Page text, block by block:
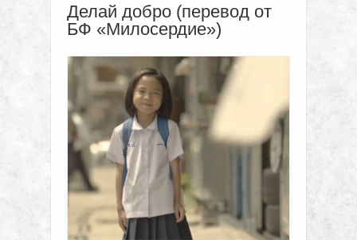
Делай добро (перевод от
БФ «Милосердие»)